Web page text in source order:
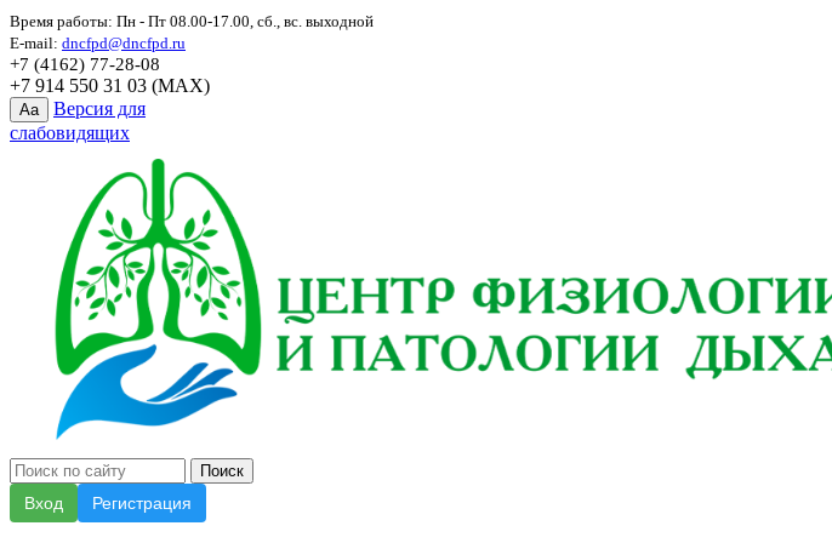
Время работы: Пн - Пт 08.00-17.00, сб., вс. выходной
E-mail: dncfpd@dncfpd.ru
+7 (4162) 77-28-08
+7 914 550 31 03 (MAX)
Aa
Версия для
слабовидящих
Вход Регистрация